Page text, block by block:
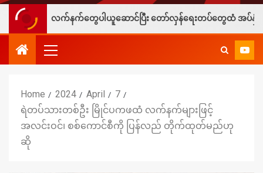
က်နက်တွေပါယူဆောင်ပြီး တော်လှန်ရေးတပ်တွေထံ အပ်နှံလို့ သိန်းတစ်ရာခ
Home 2024 April
7
ရဲတပ်သားတစ်ဦး မြိုင်ပကဖထံ လက်နက်များဖြင့်
အလင်းဝင်၊ စစ်ကောင်စီကို ပြန်လည် တိုက်ထုတ်မည်ဟု
ဆို